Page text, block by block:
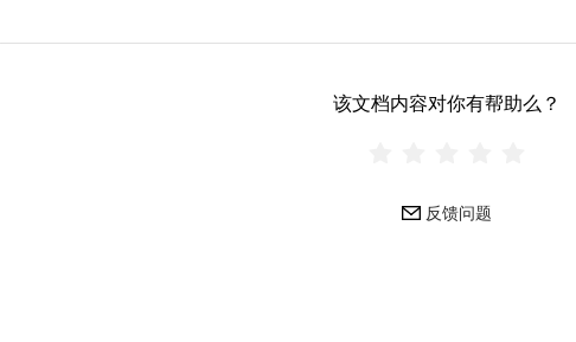
该文档内容对你有帮助么？
反馈问题